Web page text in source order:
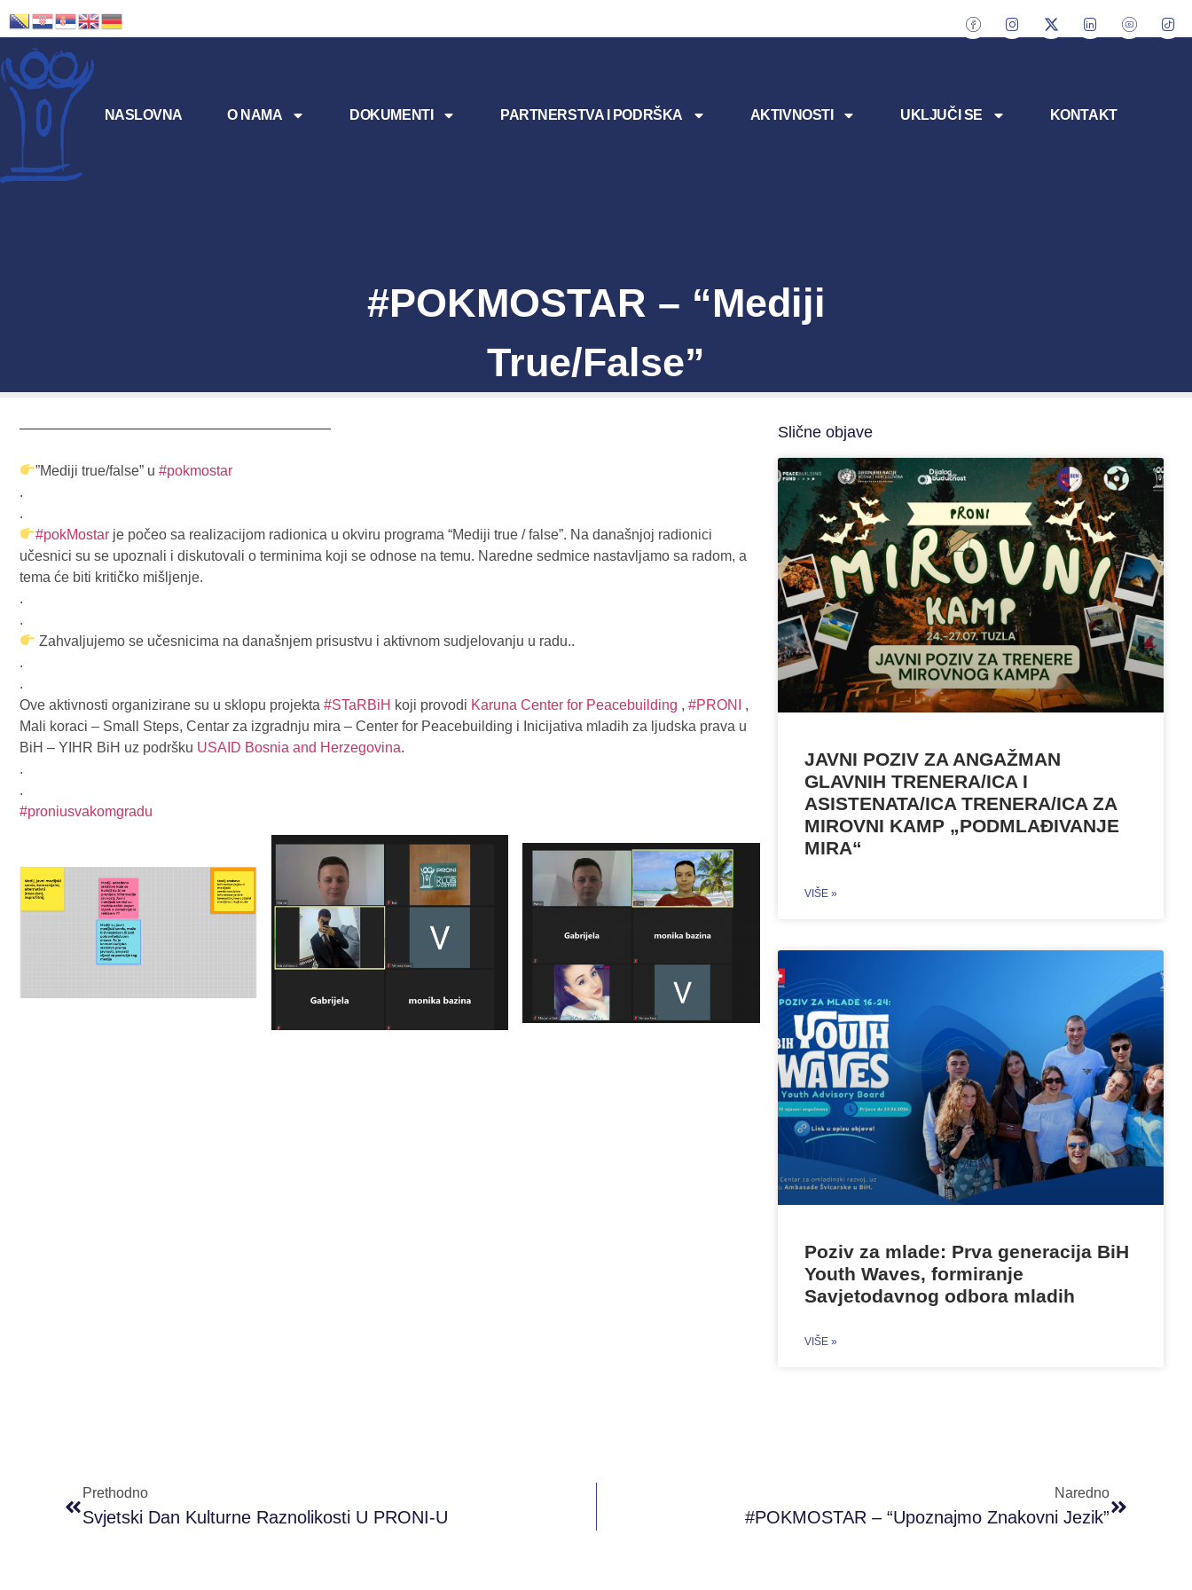
NASLOVNA O NAMA DOKUMENTI PARTNERSTVA I PODRŠKA AKTIVNOSTI UKLJUČI SE KONTAKT
#POKMOSTAR – “Mediji
True/false”
”Mediji true/false” u#pokmostar
.
.
#pokMostar je počeo sa realizacijom radionica u okviru programa “Mediji true / false”. Na današnjoj radionici
učesnici su se upoznali i diskutovali o terminima koji se odnose na temu. Naredne sedmice nastavljamo sa radom, a
tema će biti kritičko mišljenje.
.
.
Zahvaljujemo se učesnicima na današnjem prisustvu i aktivnom sudjelovanju u radu..
.
.
Ove aktivnosti organizirane su u sklopu projekta #STaRBiH koji provodi Karuna Center for Peacebuilding , #PRONI
,
Mali koraci – Small Steps, Centar za izgradnju mira – Center for Peacebuilding i Inicijativa mladih za ljudska prava u
BiH – YIHR BiH uz podršku USAID Bosnia and Herzegovina.
.
.
#proniusvakomgradu
Slične objave
JAVNI POZIV ZA ANGAŽMAN
GLAVNIH TRENERA/ICA I
ASISTENATA/ICA TRENERA/ICA ZA
MIROVNI KAMP „PODMLAĐIVANJE
MIRA“
VIŠE »
Poziv za mlade: Prva generacija BiH
Youth Waves, formiranje
Savjetodavnog odbora mladih
VIŠE »
Prethodno
Svjetski Dan Kulturne Raznolikosti U PRONI-U
Naredno
#POKMOSTAR – “Upoznajmo Znakovni Jezik”